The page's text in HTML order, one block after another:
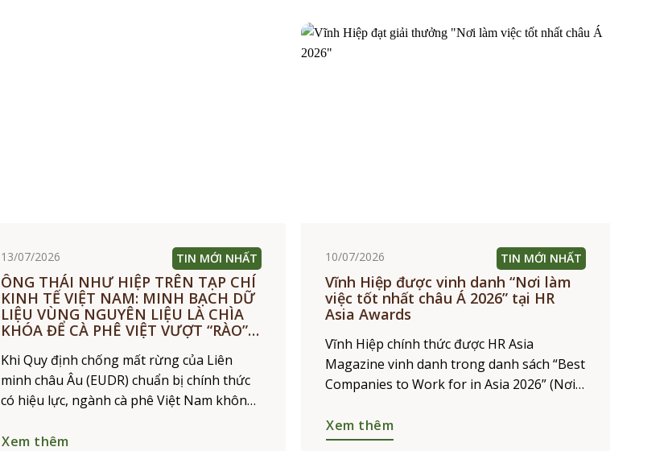
13/07/2026 TIN MỚI NHẤT
ÔNG THÁI NHƯ HIỆP TRÊN TẠP CHÍ
KINH TẾ VIỆT NAM: MINH BẠCH DỮ
LIỆU VÙNG NGUYÊN LIỆU LÀ CHÌA
KHÓA ĐỂ CÀ PHÊ VIỆT VƯỢT “RÀO”
Khi Quy định chống mất rừng của Liên
minh châu Âu (EUDR) chuẩn bị chính thức
có hiệu lực, ngành cà phê Việt Nam không
Xem thêm
10/07/2026 TIN MỚI NHẤT
Vĩnh Hiệp được vinh danh “Nơi làm
việc tốt nhất châu Á 2026” tại HR
Asia Awards
Vĩnh Hiệp chính thức được HR Asia
Magazine vinh danh trong danh sách “Best
Companies to Work for in Asia 2026” (Nơi
khẳng định những nỗ
Xem thêm